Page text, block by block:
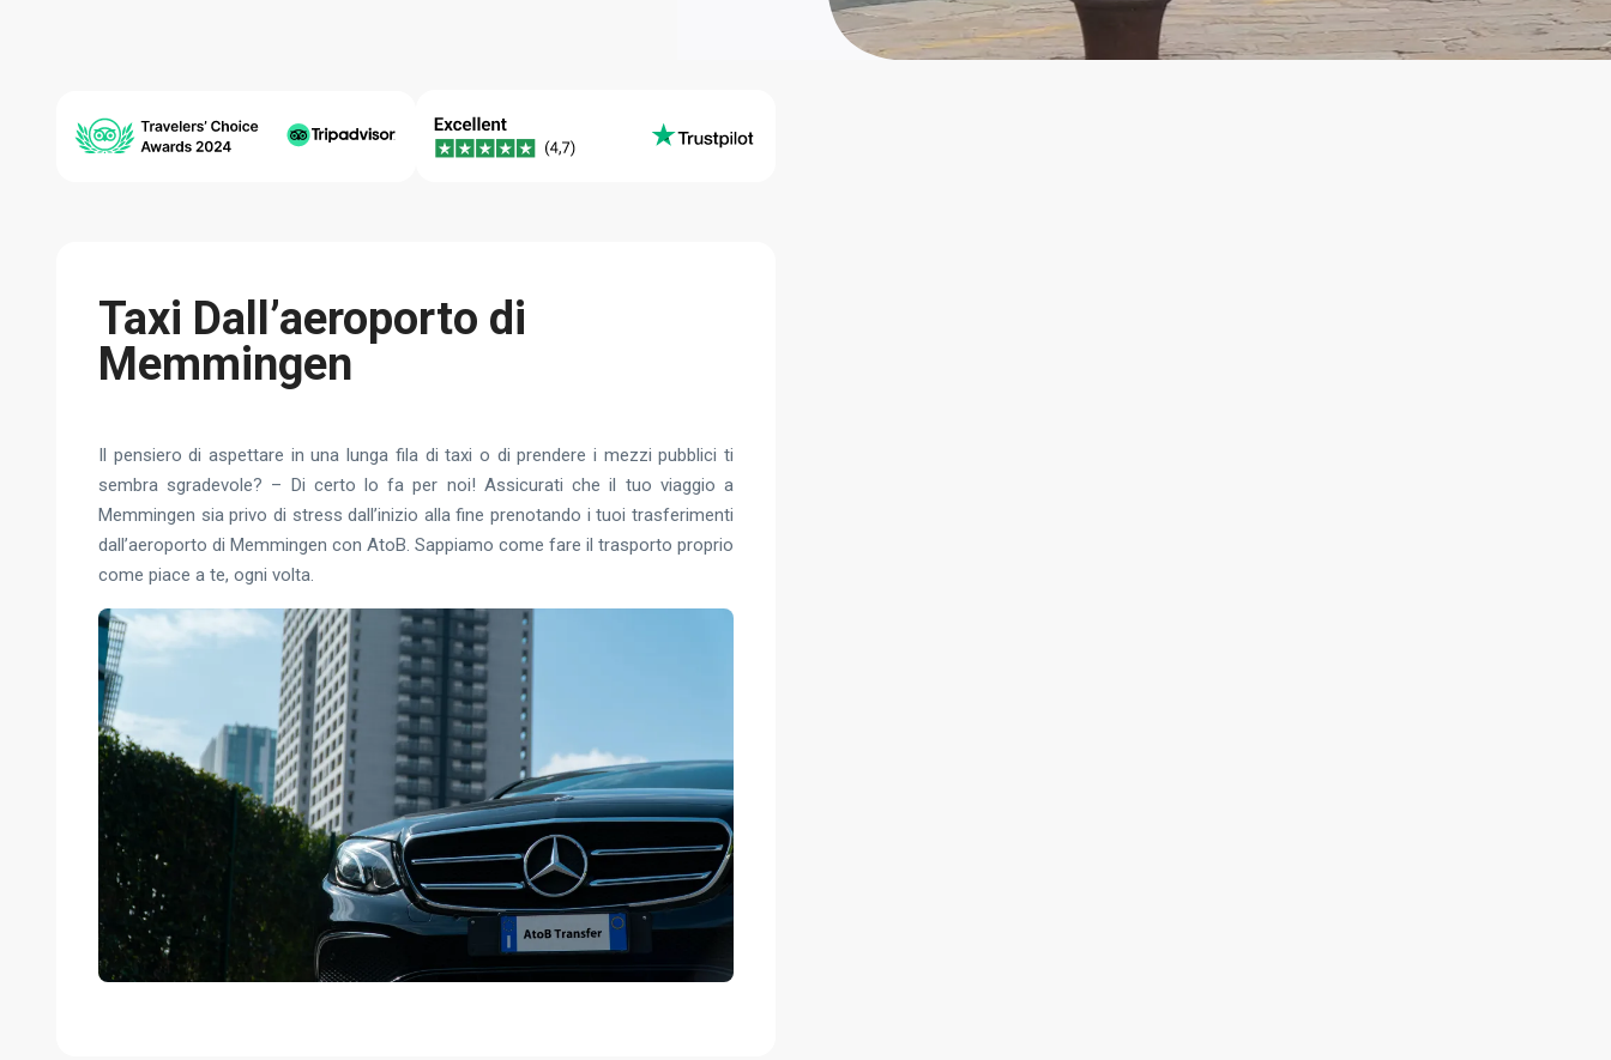
Taxi Dall’aeroporto di
Memmingen
Il pensiero di aspettare in una lunga fila di taxi o di prendere i mezzi pubblici ti
sembra sgradevole? – Di certo lo fa per noi! Assicurati che il tuo viaggio a
Memmingen sia privo di stress dall’inizio alla fine prenotando i tuoi trasferimenti
dall’aeroporto di Memmingen con AtoB. Sappiamo come fare il trasporto proprio
come piace a te, ogni volta.